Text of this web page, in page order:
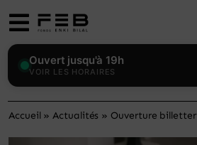
to
Ouvert jusqu'à 19h
VOIR LES HORAIRES
Toggle
Navigation
Expositions
Le Fonds
Accueil »Actualités » Ouverture